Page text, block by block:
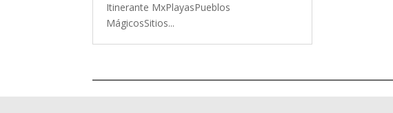
Itinerante MxPlayasPueblos
MágicosSitios...